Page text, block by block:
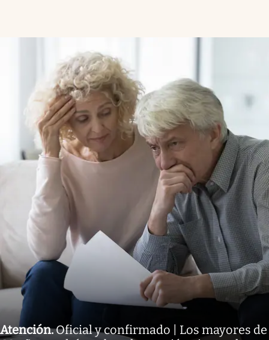
Atención.Oficial y confirmado | Los mayores de